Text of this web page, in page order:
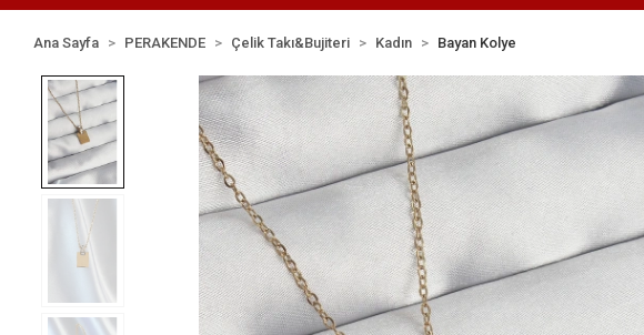
Ana Sayfa PERAKENDE Çelik Takı&Bujiteri Kadın Bayan Kolye